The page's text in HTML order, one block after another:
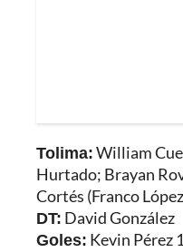
Tolima:William
Hurtado; Brayan
Cortés (Franco López
DT: David González
Goles: Kevin Pérez